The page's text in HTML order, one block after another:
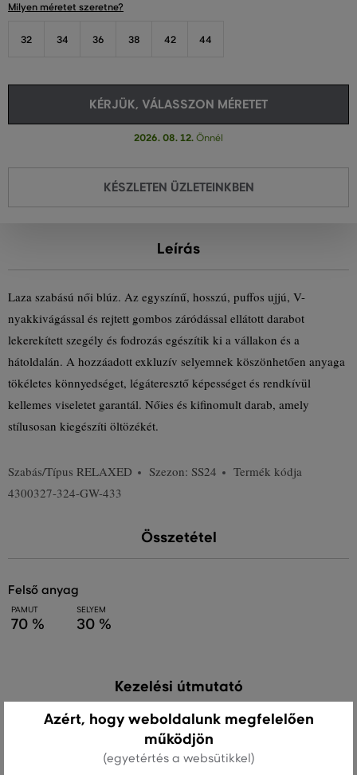
Milyen méretet szeretne?
32 34 36 38 42 44
KÉRJÜK, VÁLASSZON MÉRETET
2026. 08. 12. Önnél
KÉSZLETEN ÜZLETEINKBEN
Leírás
Laza szabású női blúz. Az egyszínű, hosszú, puffos ujjú, V-
nyakkivágással és rejtett gombos záródással ellátott darabot
lekerekített szegély és fodrozás egészítik ki a vállakon és a
hátoldalán. A hozzáadott exkluzív selyemnek köszönhetően anyaga
tökéletes könnyedséget, légáteresztő képességet és rendkívül
kellemes viseletet garantál. Nőies és kifinomult darab, amely
stílusosan kiegészíti öltözékét.
Szabás/Típus RELAXED Szezon: SS24
Termék kódja
4300327-324-GW-433
Összetétel
felső anyag
PAMUT
70 %
SELYEM
30 %
Kezelési útmutató
SZÁRÍTÁS
Azért, hogy weboldalunk megfelelően
működjön
(egyetértés a websütikkel)